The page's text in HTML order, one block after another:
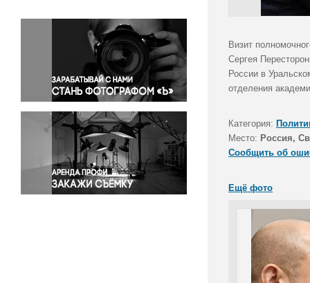
Окружающая среда
Политика
Правосудие
Происшествия и конфликты
Религия
Светская жизнь
Спорт
Экология
Экономика и бизнес
Визит
Сергея
России в
отделения
Категория:
Место: Россия,
Сообщить об
Ещё фото